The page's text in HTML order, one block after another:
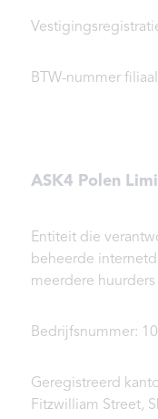
BTW-nummer
ASK4 Polen
Entiteit die
beheerde
meerdere huurders
Bedrijfsnummer:
Geregistreerd
Fitzwilliam Street,